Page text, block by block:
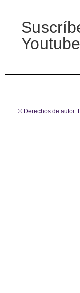
Youtube
© Derechos de autor: